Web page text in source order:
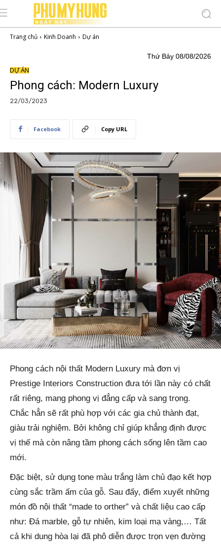
Trang chủ Kinh Doanh Dự án
Thứ Bảy 08/08/2026
DỰ ÁN
Phong cách: Modern Luxury
22/03/2023
Facebook Copy URL
Phong cách nội thất Modern Luxury mà đơn vị
Prestige Interiors Construction đưa tới lần này có chất
rất riêng, mang phong vị đẳng cấp và sang trọng.
Chắc hẳn sẽ rất phù hợp với các gia chủ thành đạt,
giàu trải nghiệm. Bởi không chỉ giúp khẳng định được
vị thế mà còn nâng tầm phong cách sống lên tầm cao
mới.
Đặc biệt, sử dụng tone màu trắng làm chủ đạo kết hợp
cùng sắc trầm ấm của gỗ. Sau đấy, điểm xuyết những
món đồ nội thất “made to orther” và chất liệu cao cấp
như: Đá marble, gỗ tự nhiên, kim loại mạ vàng,… Tất
cả khi dung hòa lại đã phô diễn được trọn vẹn đường